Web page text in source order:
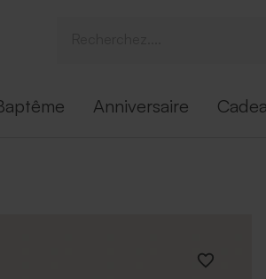
Anniversaire